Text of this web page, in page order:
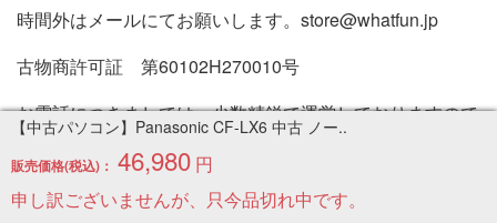
【中古パソコン】Panasonic CF-LX6 中古 ノー..
販売価格(税込)： 46,980 円
申し訳ございませんが、只今品切れ中です。
時間外はメールにてお願いします。store@whatfun.jp
古物商許可証 第60102H270010号
お電話につきましては、少数精鋭で運営しておりますので
商品の問い合わせなどはメールフォームでお願いします。
不良品応対の場合などのみ電話でも対応させていただきま